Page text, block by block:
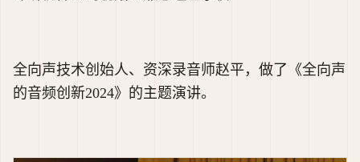
全向声技术创始人、资深录音师赵平，做了《全向声
的音频创新2024》的主题演讲。